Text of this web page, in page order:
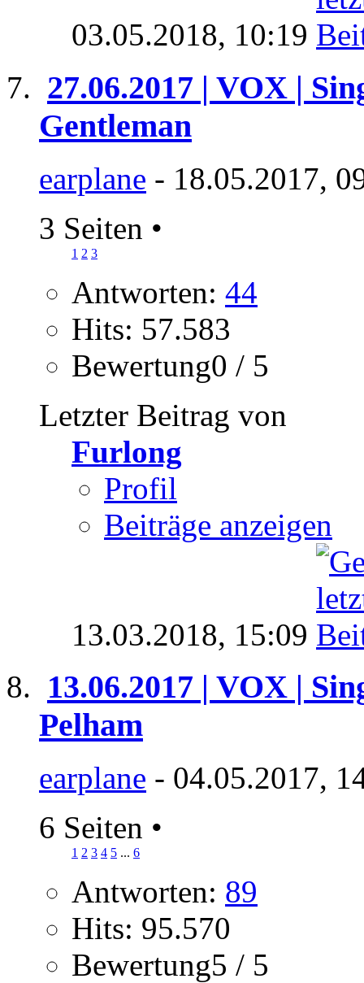
03.05.2018, 10:19
27.06.2017 | VOX |
Gentleman
earplane - 18.05.2017,
3 Seiten •
1 2 3
Antworten: 44
Hits: 57.583
Bewertung0 / 5
Letzter Beitrag von
Furlong
Profil
Beiträge anzeigen
13.03.2018, 15:09
13.06.2017 | VOX |
Pelham
earplane - 04.05.2017,
6 Seiten •
1 2 3 4 5 ... 6
Antworten: 89
Hits: 95.570
Bewertung5 / 5